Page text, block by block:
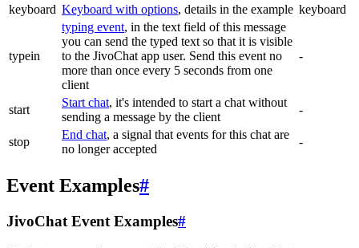
keyboard Keyboard with options, details in the example keyboard
typein
typing event, in the text field of this message
you can send the typed text so that it is visible
to the JivoChat app user. Send this event no
more than once every 5 seconds from one
client
-
start
Start chat, it's intended to start a chat without
sending a message by the client
-
stop
End chat, a signal that events for this chat are
no longer accepted
-
Event Examples#
JivoChat Event Examples#